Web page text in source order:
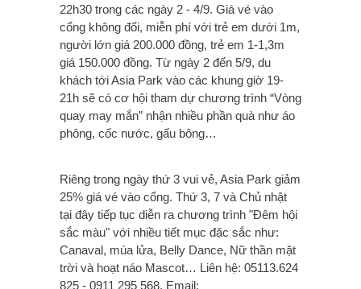
22h30 trong các ngày 2 - 4/9. Giá vé vào
cổng không đổi, miễn phí với trẻ em dưới 1m,
người lớn giá 200.000 đồng, trẻ em 1-1,3m
giá 150.000 đồng. Từ ngày 2 đến 5/9, du
khách tới Asia Park vào các khung giờ 19-
21h sẽ có cơ hội tham dự chương trình “Vòng
quay may mắn” nhận nhiều phần quà như áo
phông, cốc nước, gấu bông…
Riêng trong ngày thứ 3 vui vẻ, Asia Park giảm
25% giá vé vào cổng. Thứ 3, 7 và Chủ nhật
tại đây tiếp tục diễn ra chương trình "Đêm hội
sắc màu" với nhiều tiết mục đặc sắc như:
Canaval, múa lửa, Belly Dance, Nữ thần mặt
trời và hoạt náo Mascot… Liên hệ: 05113.624
825 - 0911 295 568. Email: